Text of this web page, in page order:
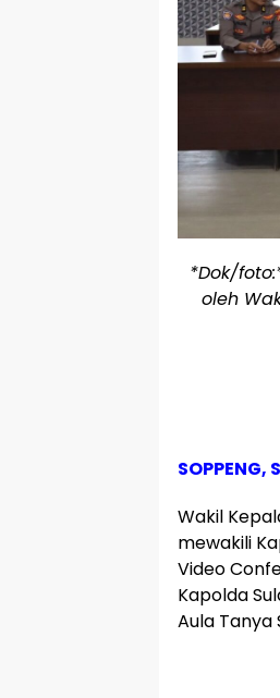
*Dok/
oleh
SOPPENG,
Wakil
mewakili
Video
Kapolda
Aula Tanya